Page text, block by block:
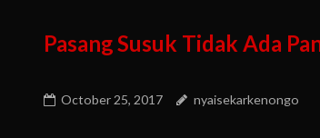
Pasang Susuk Tidak Ada
October 25, 2017 nyaisekarkenongo